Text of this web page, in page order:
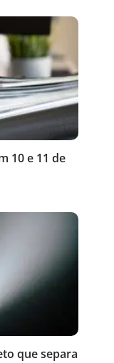
10 e 11 de
que separa